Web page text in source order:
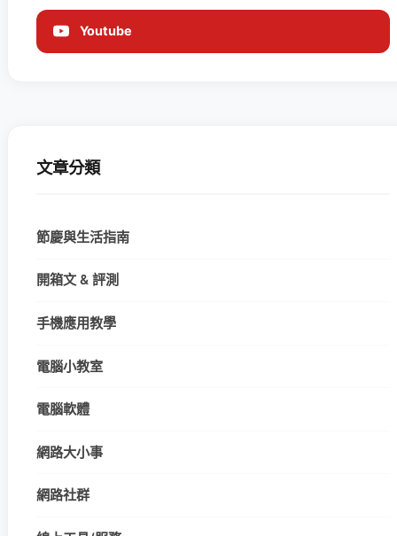
Youtube
文章分類
節慶與生活指南
開箱文 & 評測
手機應用教學
電腦小教室
電腦軟體
網路大小事
網路社群